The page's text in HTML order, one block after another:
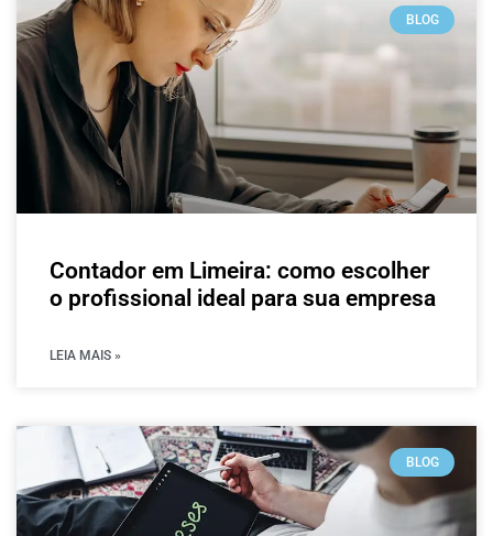
BLOG
Contador em Limeira: como escolher
o profissional ideal para sua empresa
LEIA MAIS »
BLOG